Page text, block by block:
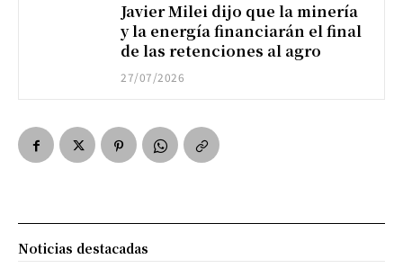
Javier Milei dijo que la minería
y la energía financiarán el final
de las retenciones al agro
27/07/2026
Noticias destacadas